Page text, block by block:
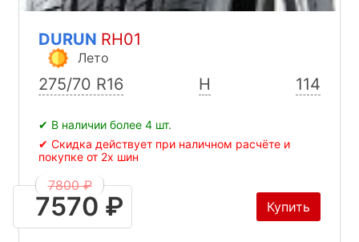
DURUN RH01
Лето
275/70 R16 H 114
✔ В наличии более 4 шт.
✔ Скидка действует при наличном расчёте и
покупке от 2х шин
7800 ₽
7570 ₽ Купить